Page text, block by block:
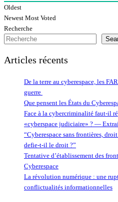
Oldest
Newest Most Voted
Recherche
Articles récents
De la terre au cyberespace, les
guerre
Que pensent les États du
Face à la cybercriminalité faut-il
«cyberspace judiciaire» ? —
“Cyberespace sans frontières,
defie-t-il le droit ?”
Tentative d’établissement des
Cyberespace
La révolution numérique : une
conflictualités informationnelles